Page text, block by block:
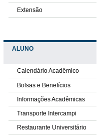
Extensão
ALUNO
Calendário Acadêmico
Bolsas e Benefícios
Informações Acadêmicas
Transporte Intercampi
Restaurante Universitário